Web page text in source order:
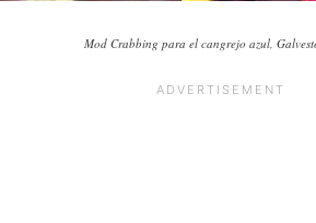
Mod Crabbing para el cangrejo azul,